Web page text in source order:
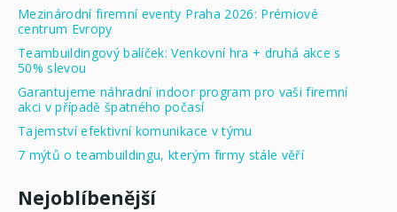
Mezinárodní firemní eventy Praha 2026: Prémiové
centrum Evropy
Teambuildingový balíček: Venkovní hra + druhá akce s
50% slevou
Garantujeme náhradní indoor program pro vaši firemní
akci v případě špatného počasí
Tajemství efektivní komunikace v týmu
7 mýtů o teambuildingu, kterým firmy stále věří
Nejoblíbenější